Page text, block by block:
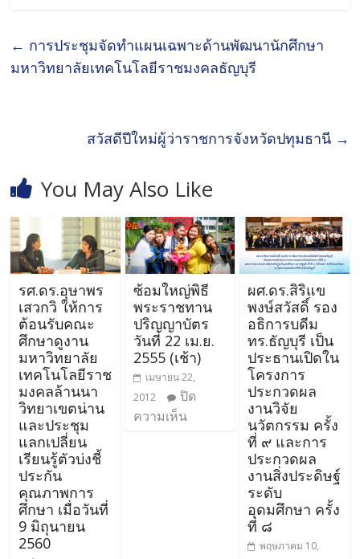
← การประชุมจัดทำแผนเฉพาะด้านพัฒนานักศึกษา
มหาวิทยาลัยเทคโนโลยีราชมงคลธัญบุรี
สวัสดีปีใหม่ผู้ว่าราชการจังหวัดปทุมธานี →
You May Also Like
รศ.ดร.อุษาพร
เสวกวิ ให้การ
ต้อนรับคณะ
ศึกษาดูงาน
มหาวิทยาลัย
เทคโนโลยีราช
มงคลล้านนา
วิทยาเขตน่าน
และประชุม
แลกเปลี่ยน
เรียนรู้ตัวบ่งชี้
ประกัน
คุณภาพการ
ศึกษา เมื่อวันที่
9 มิถุนายน
2560
ซ้อมใหญ่พิธี
พระราชทาน
ปริญญาบัตร
วันที่ 22 เม.ย.
2555 (เช้า)
เมษายน 22,
2012
ปิด
ความเห็น
ผศ.ดร.สิริแข
พงษ์สวัสดิ์ รอง
อธิการบดีม
ทร.ธัญบุรี เป็น
ประธานเปิดใน
โครงการ
ประกวดผล
งานวิจัย
นวัตกรรม ครั้ง
ที่ ๙ และการ
ประกวดผล
งานสิ่งประดิษฐ์
ระดับ
อุดมศึกษา ครั้ง
ที่ ๘
พฤษภาคม 10,